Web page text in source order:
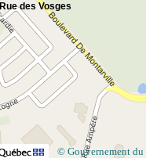
Rue des Vosges
© Gouvernement du